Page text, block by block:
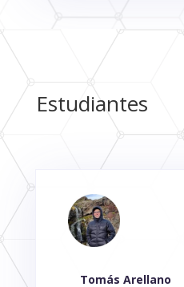
Estudiantes
Tomás Arellano